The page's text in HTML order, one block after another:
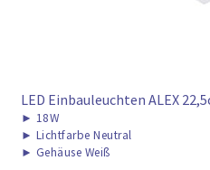
LED Einbauleuchten ALEX
► 18W
► Lichtfarbe Neutral
► Gehäuse Weiß